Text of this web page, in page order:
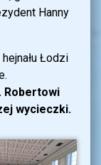
Hanny
Łodzi
Robertowi
wycieczki.